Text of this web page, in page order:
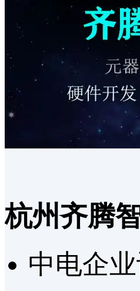
杭州齐腾
中电企